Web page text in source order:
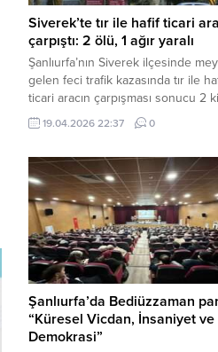
Siverek’te tır ile hafif ticari
çarpıştı: 2 ölü, 1 ağır yaralı
Şanlıurfa’nın Siverek ilçesinde
gelen feci trafik kazasında tır ile
ticari aracın çarpışması sonucu 2
yaşamını yitirdi, 1 kişi ise ağır
Haber Merkezi – Siverek-Adıyaman
çarpışması sonucu meydana gelen
kazada can pazarı yaşandı. Kafa
Çarpıştılar Edinilen bilgilere göre,
Hüseyin Çelik (29)...
19.04.2026 22:37 0
Şanlıurfa’da Bediüzzaman
“Küresel Vicdan, İnsaniyet ve
Demokrasi”